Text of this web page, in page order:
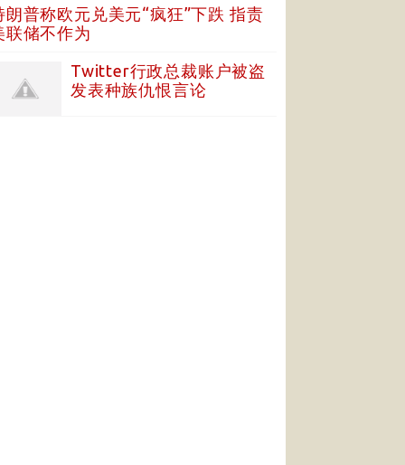
朗普称欧元兑美元“疯狂”下跌 指责
联储不作为
Twitter行政总裁账户被盗
发表种族仇恨言论